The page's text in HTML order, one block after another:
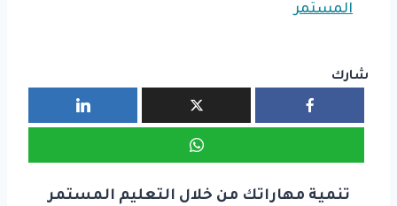
المستمر
شارك
تنمية مهاراتك من خلال التعليم المستمر